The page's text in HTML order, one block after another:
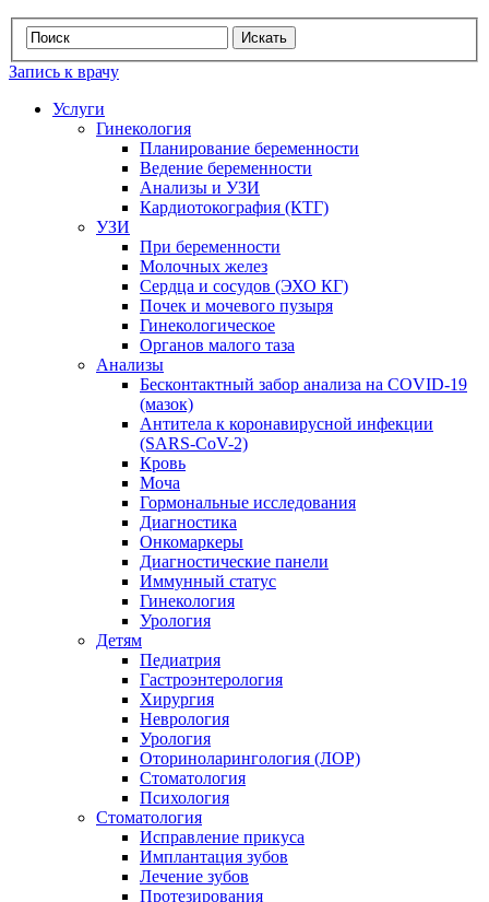
Запись к врачу
Услуги
Гинекология
Планирование беременности
Ведение беременности
Анализы и УЗИ
Кардиотокография (КТГ)
УЗИ
При беременности
Молочных желез
Сердца и сосудов (ЭХО КГ)
Почек и мочевого пузыря
Гинекологическое
Органов малого таза
Анализы
Бесконтактный забор анализа на COVID-19
(мазок)
Антитела к коронавирусной инфекции
(SARS-CoV-2)
Кровь
Моча
Гормональные исследования
Диагностика
Онкомаркеры
Диагностические панели
Иммунный статус
Гинекология
Урология
Детям
Педиатрия
Гастроэнтерология
Хирургия
Неврология
Урология
Оториноларингология (ЛОР)
Стоматология
Психология
Стоматология
Исправление прикуса
Имплантация зубов
Лечение зубов
Протезирования